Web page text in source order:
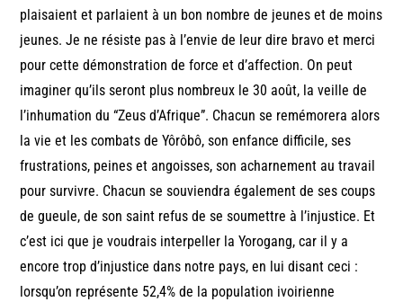
plaisaient et parlaient à un bon nombre de jeunes et de moins
jeunes. Je ne résiste pas à l’envie de leur dire bravo et merci
pour cette démonstration de force et d’affection. On peut
imaginer qu’ils seront plus nombreux le 30 août, la veille de
l’inhumation du “Zeus d’Afrique”. Chacun se remémorera alors
la vie et les combats de Yôrôbô, son enfance difficile, ses
frustrations, peines et angoisses, son acharnement au travail
pour survivre. Chacun se souviendra également de ses coups
de gueule, de son saint refus de se soumettre à l’injustice. Et
c’est ici que je voudrais interpeller la Yorogang, car il y a
encore trop d’injustice dans notre pays, en lui disant ceci :
lorsqu’on représente 52,4% de la population ivoirienne